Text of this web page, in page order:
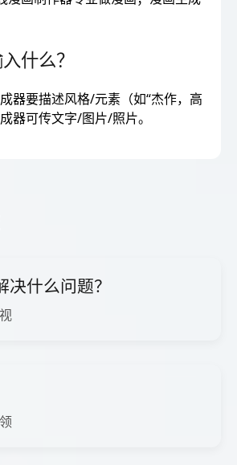
什么？
器要描述风格/元素（如“杰作，高
器可传文字/图片/照片。
什么问题？